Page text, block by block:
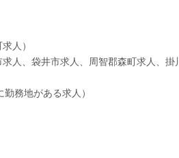
人）
人、袋井市求人、周智郡森町求人、
務地がある求人）